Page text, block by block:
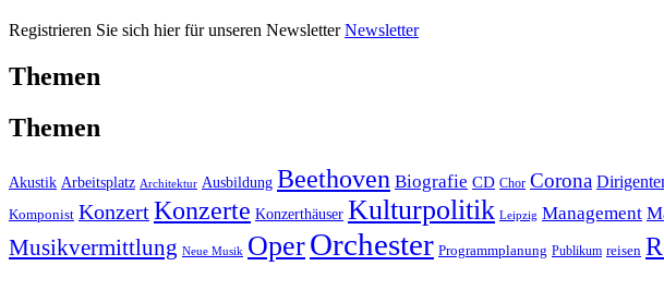
Registrieren Sie sich hier für unseren NewsletterNewsletter
Themen
Themen
Akustik Arbeitsplatz Architektur Ausbildung Beethoven Biografie CD Chor Corona
Komponist KonzertKonzerte Konzerthäuser Kulturpolitik Leipzig Management
Musikvermittlung Neue Musik OperOrchester Programmplanung Publikum reisen